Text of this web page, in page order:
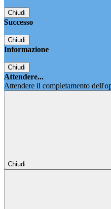
Chiudi
Successo
Chiudi
Informazione
Chiudi
Attendere...
Attendere il completamento
Chiudi